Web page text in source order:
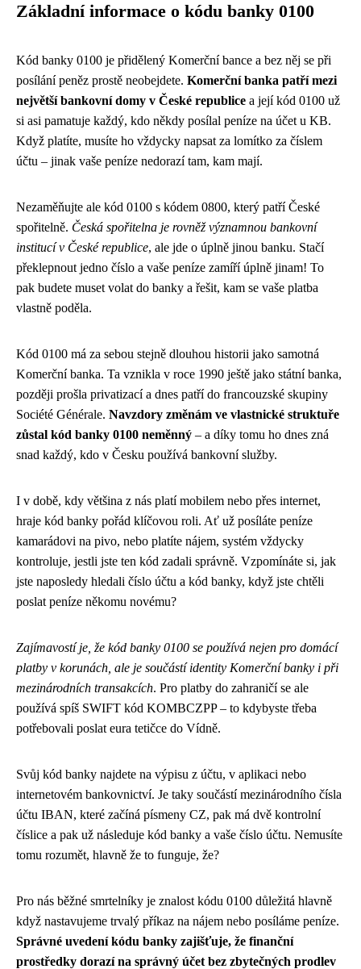
Základní informace o kódu banky 0100
Kód banky 0100 je přidělený Komerční bance a bez něj se při
posílání peněz prostě neobejdete. Komerční banka patří mezi
největší bankovní domy v České republice a její kód 0100 už
si asi pamatuje každý, kdo někdy posílal peníze na účet u KB.
Když platíte, musíte ho vždycky napsat za lomítko za číslem
účtu – jinak vaše peníze nedorazí tam, kam mají.
Nezaměňujte ale kód 0100 s kódem 0800, který patří České
spořitelně. Česká spořitelna je rovněž významnou bankovní
institucí v České republice, ale jde o úplně jinou banku. Stačí
překlepnout jedno číslo a vaše peníze zamíří úplně jinam! To
pak budete muset volat do banky a řešit, kam se vaše platba
vlastně poděla.
Kód 0100 má za sebou stejně dlouhou historii jako samotná
Komerční banka. Ta vznikla v roce 1990 ještě jako státní banka,
později prošla privatizací a dnes patří do francouzské skupiny
Société Générale. Navzdory změnám ve vlastnické struktuře
zůstal kód banky 0100 neměnný – a díky tomu ho dnes zná
snad každý, kdo v Česku používá bankovní služby.
I v době, kdy většina z nás platí mobilem nebo přes internet,
hraje kód banky pořád klíčovou roli. Ať už posíláte peníze
kamarádovi na pivo, nebo platíte nájem, systém vždycky
kontroluje, jestli jste ten kód zadali správně. Vzpomínáte si, jak
jste naposledy hledali číslo účtu a kód banky, když jste chtěli
poslat peníze někomu novému?
Zajímavostí je, že kód banky 0100 se používá nejen pro domácí
platby v korunách, ale je součástí identity Komerční banky i při
mezinárodních transakcích. Pro platby do zahraničí se ale
používá spíš SWIFT kód KOMBCZPP – to kdybyste třeba
potřebovali poslat eura tetičce do Vídně.
Svůj kód banky najdete na výpisu z účtu, v aplikaci nebo
internetovém bankovnictví. Je taky součástí mezinárodního čísla
účtu IBAN, které začíná písmeny CZ, pak má dvě kontrolní
číslice a pak už následuje kód banky a vaše číslo účtu. Nemusíte
tomu rozumět, hlavně že to funguje, že?
Pro nás běžné smrtelníky je znalost kódu 0100 důležitá hlavně
když nastavujeme trvalý příkaz na nájem nebo posíláme peníze.
Správné uvedení kódu banky zajišťuje, že finanční
prostředky dorazí na správný účet bez zbytečných prodlev